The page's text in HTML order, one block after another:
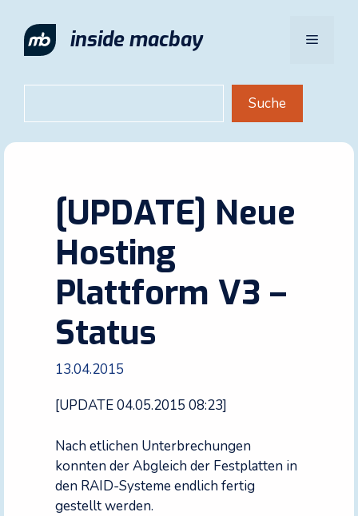
Inhalt
springen
inside macbay Menü
Suche
[UPDATE] Neue
Hosting
Plattform V3 –
Status
13.04.2015
[UPDATE 04.05.2015 08:23]
Nach etlichen Unterbrechungen
konnten der Abgleich der Festplatten in
den RAID-Systeme endlich fertig
gestellt werden.